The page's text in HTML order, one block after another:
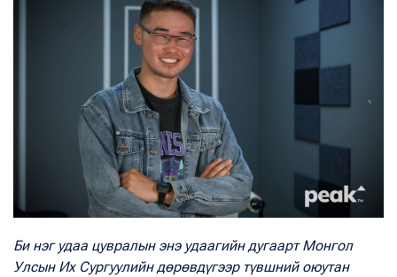
Би нэг удаа цувралын энэ удаагийн дугаарт Монгол
Улсын Их Сургуулийн дөрөвдүгээр түвшний оюутан